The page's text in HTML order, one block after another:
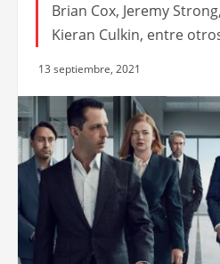
Brian Cox, Jeremy
Kieran Culkin, entre
13 septiembre, 2021